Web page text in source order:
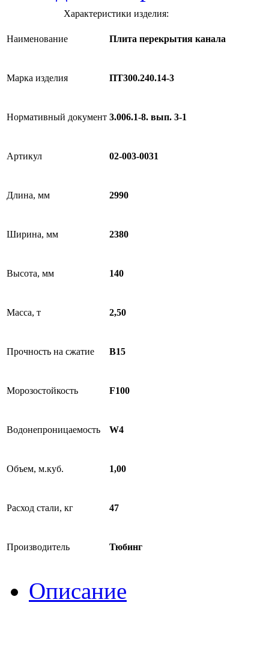
Характеристики изделия:
Наименование Плита перекрытия канала
Марка изделия ПТ300.240.14-3
Нормативный документ 3.006.1-8. вып. 3-1
Артикул 02-003-0031
Длина, мм 2990
Ширина, мм 2380
Высота, мм 140
Масса, т 2,50
Прочность на сжатие B15
Морозостойкость F100
Водонепроницаемость W4
Объем, м.куб. 1,00
Расход стали, кг 47
Производитель Тюбинг
Описание